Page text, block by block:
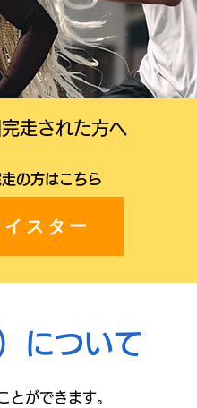
走された方へ
走の方はこちら
イスター
について
ができます。